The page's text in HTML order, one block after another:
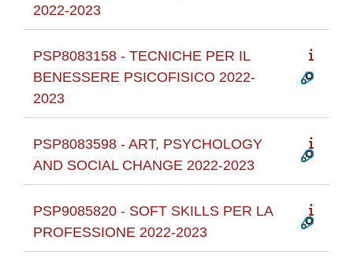
2022-2023
PSP8083158 - TECNICHE PER IL
BENESSERE PSICOFISICO 2022-
2023
PSP8083598 - ART, PSYCHOLOGY
AND SOCIAL CHANGE 2022-2023
PSP9085820 - SOFT SKILLS PER LA
PROFESSIONE 2022-2023